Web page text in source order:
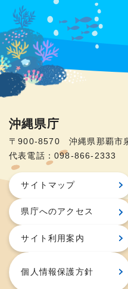
沖縄県庁
〒900-8570 沖縄県那覇市
代表電話：098-866-2333
サイトマップ
県庁へのアクセス
サイト利用案内
個人情報保護方針